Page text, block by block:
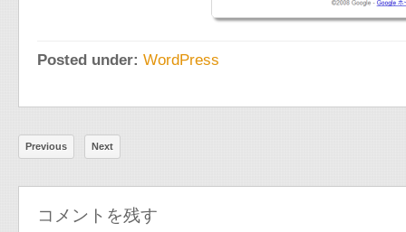
Posted under: WordPress
Previous Next
コメントを残す